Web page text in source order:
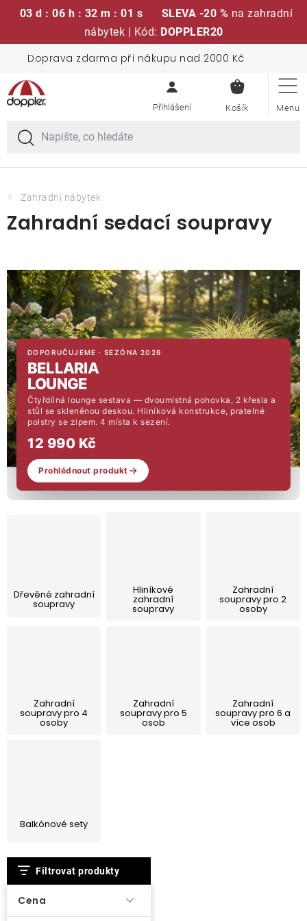
03 d : 06 h : 32 m : 00 s SLEVA -20 % na zahradní
nábytek | Kód: DOPPLER20
obsah
Doprava zdarma při nákupu nad 2000 Kč
KOŠÍK
Sedací soupravy
Slunečníky
Křesla a židle
Stoly
Lavice a houpačky
Lehátka
Doplňky
Deštníky
Gastro produkty
Naše katalogy
Zahradní nábytek
Zahradní sedací soupravy
DOPORUČUJEME · SEZÓNA 2026
BELLARIA
LOUNGE
Čtyřdílná lounge sestava — dvoumístná pohovka, 2 křesla a
stůl se skleněnou deskou. Hliníková konstrukce, pratelné
polstry se zipem. 4 místa k sezení.
12 990 Kč
Prohlédnout produkt
Dřevěné zahradní
soupravy
Hliníkové
zahradní
soupravy
Zahradní
soupravy pro 2
osoby
Zahradní
soupravy pro 4
osoby
Zahradní
soupravy pro 5
osob
Zahradní
soupravy pro 6 a
více osob
Balkónové sety
Filtrovat produkty
Cena
V
ý